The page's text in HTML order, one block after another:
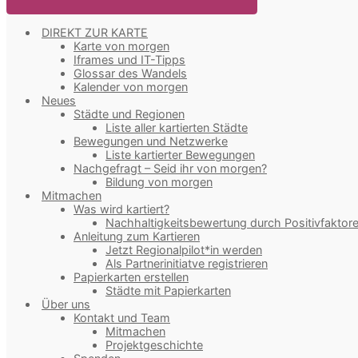
DIREKT ZUR KARTE
Karte von morgen
Iframes und IT-Tipps
Glossar des Wandels
Kalender von morgen
Neues
Städte und Regionen
Liste aller kartierten Städte
Bewegungen und Netzwerke
Liste kartierter Bewegungen
Nachgefragt – Seid ihr von morgen?
Bildung von morgen
Mitmachen
Was wird kartiert?
Nachhaltigkeitsbewertung durch
Anleitung zum Kartieren
Jetzt Regionalpilot*in werden
Als Partnerinitiatve registrieren
Papierkarten erstellen
Städte mit Papierkarten
Über uns
Kontakt und Team
Mitmachen
Projektgeschichte